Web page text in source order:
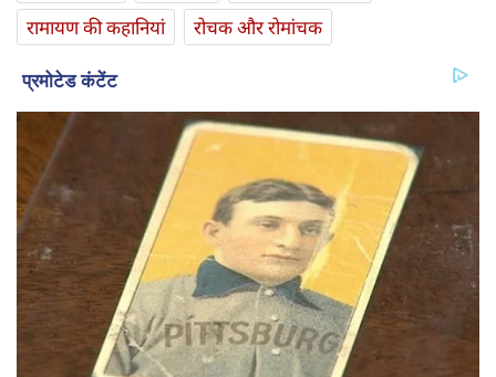
रामायण की कहानियां
रोचक और रोमांचक